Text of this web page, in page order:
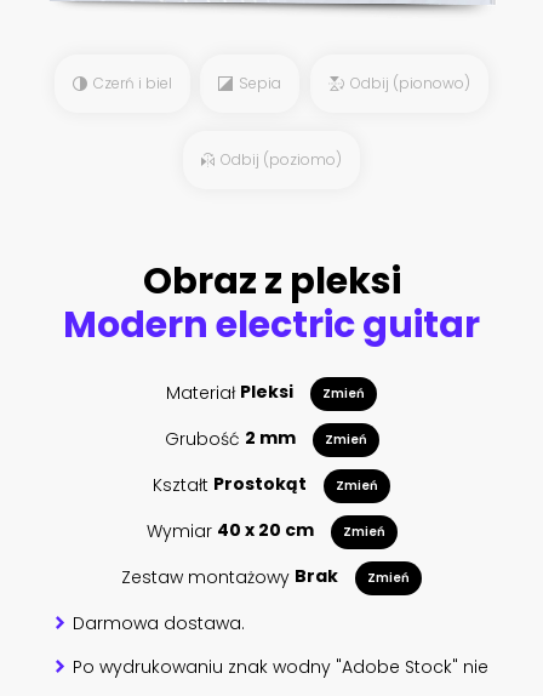
Czerń i biel Sepia Odbij (pionowo)
Odbij (poziomo)
Obraz z pleksi
Modern electric guitar
Materiał Pleksi Zmień
Grubość 2 mm Zmień
Kształt Prostokąt Zmień
Wymiar 40 x 20 cm Zmień
Zestaw montażowy Brak Zmień
Darmowa dostawa.
Po wydrukowaniu znak wodny "Adobe Stock" nie